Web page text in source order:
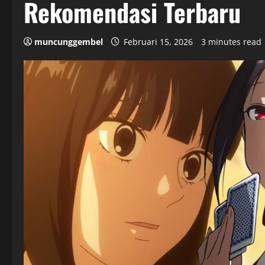
Rekomendasi Terbaru
muncunggembel Februari 15, 2026 3 minutes read